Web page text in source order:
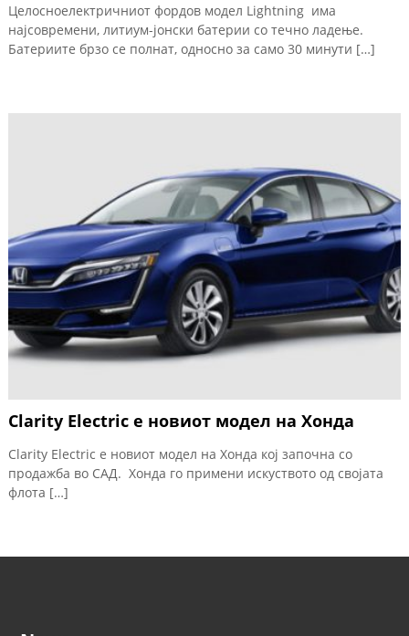
Целосноелектричниот фордов модел Lightning има
најсовремени, литиум-јонски батерии со течно ладење.
Батериите брзо се полнат, односно за само 30 минути […]
Clarity Electric е новиот модел на Хонда
Clarity Electric е новиот модел на Хонда кој започна со
продажба во САД. Хонда го примени искуството од својата
флота […]